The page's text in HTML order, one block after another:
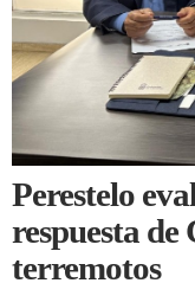
Perestelo
respuesta de
terremotos